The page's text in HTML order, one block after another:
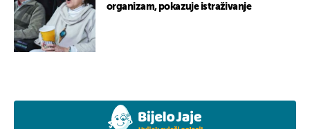
organizam, pokazuje istraživanje